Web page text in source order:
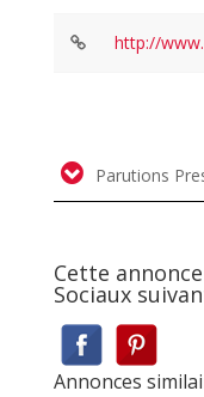
http://
Parutions
Cette
Sociaux
Annonces